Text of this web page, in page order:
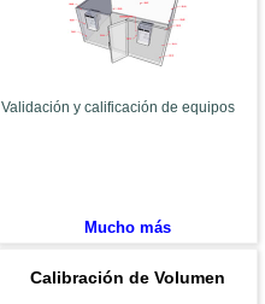
Validación y calificación de equipos
Mucho más
Calibración de Volumen